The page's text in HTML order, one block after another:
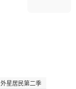
外星居民第二季